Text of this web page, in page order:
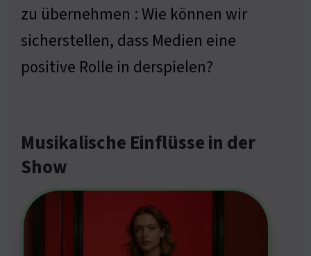
zu übernehmen : Wie können wir
sicherstellen, dass Medien eine
positive Rolle in derspielen?
Musikalische Einflüsse in der
Show